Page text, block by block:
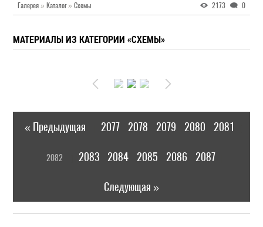
Галерея » Каталог» Схемы 2173 0
МАТЕРИАЛЫ ИЗ КАТЕГОРИИ «СХЕМЫ»
« Предыдущая 2077 2078 2079 2080 2081
2082 2083 2084 2085 2086 2087
Следующая »